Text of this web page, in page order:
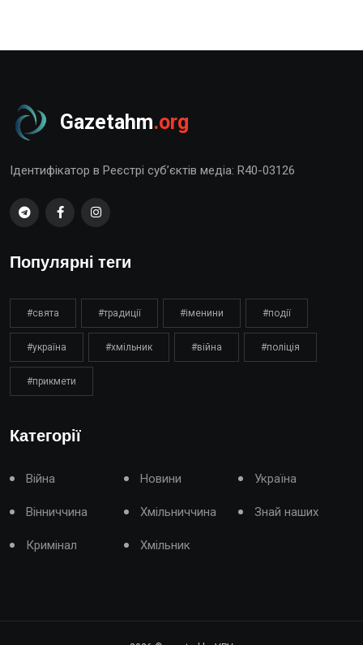
Gazetahm.org
Ідентифікатор в Реєстрі суб’єктів медіа: R40-03126
Популярні теги
#свята #традиції #іменини #події
#україна #хмільник #війна #поліція
#прикмети
Категорії
Війна Новини Україна
Вінниччина Хмільниччина Знай наших
Кримінал Хмільник